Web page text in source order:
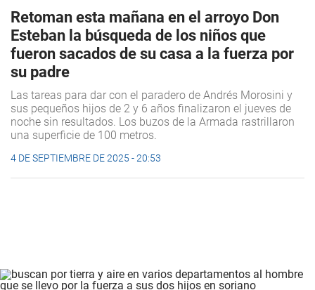
Retoman esta mañana en el arroyo Don
Esteban la búsqueda de los niños que
fueron sacados de su casa a la fuerza por
su padre
Las tareas para dar con el paradero de Andrés Morosini y
sus pequeños hijos de 2 y 6 años finalizaron el jueves de
noche sin resultados. Los buzos de la Armada rastrillaron
una superficie de 100 metros.
4 DE SEPTIEMBRE DE 2025 - 20:53